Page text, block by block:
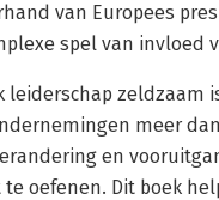
van Europees
spel van invloed
zeldzaam
meer
en
oefenen. Dit boek